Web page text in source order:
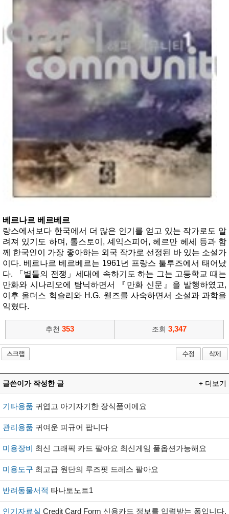
베르나르 베르베르
랑스에서보다 한국에서 더 많은 인기를 얻고 있는 작가로도 알
려져 있기도 하며, 톨스토이, 셰익스피어, 헤르만 헤세 등과 함
께 한국인이 가장 좋아하는 외국 작가로 선정된 바 있는 소설가
이다. 베르나르 베르베르는 1961년 프랑스 툴루즈에서 태어났
다. 「별들의 전쟁」세대에 속하기도 하는 그는 고등학교 때는
만화와 시나리오에 탐닉하면서 『만화 신문』을 발행하였고,
이후 올더스 헉슬리와 H.G. 웰즈를 사숙하면서 소설과 과학을
익혔다.
추천 353 조회 3,347
글쓴이가 작성한 글 + 더보기
기타용품 귀엽고 아기자기한 장식품이에요
관리용품 귀여운 피규어 팝니다
미용장비 최신 그래픽 카드 팔아요 최신게임 풀옵션가능해요
미용도구 최고급 원단의 루즈핏 드레스 팔아요
반려동물서적 타나토노트1
인기자료실 Credit Card Form 신용카드 정보를 입력받는 폼입니다.